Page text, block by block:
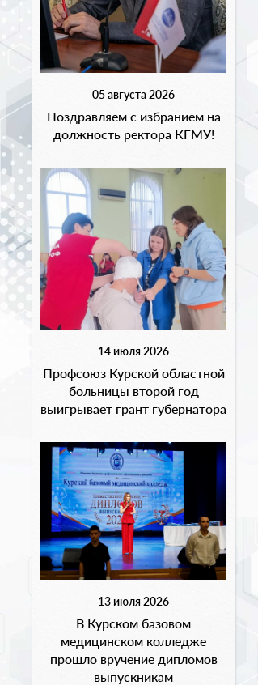
05 августа 2026
Поздравляем с избранием на
должность ректора КГМУ!
14 июля 2026
Профсоюз Курской областной
больницы второй год
выигрывает грант губернатора
13 июля 2026
В Курском базовом
медицинском колледже
прошло вручение дипломов
выпускникам